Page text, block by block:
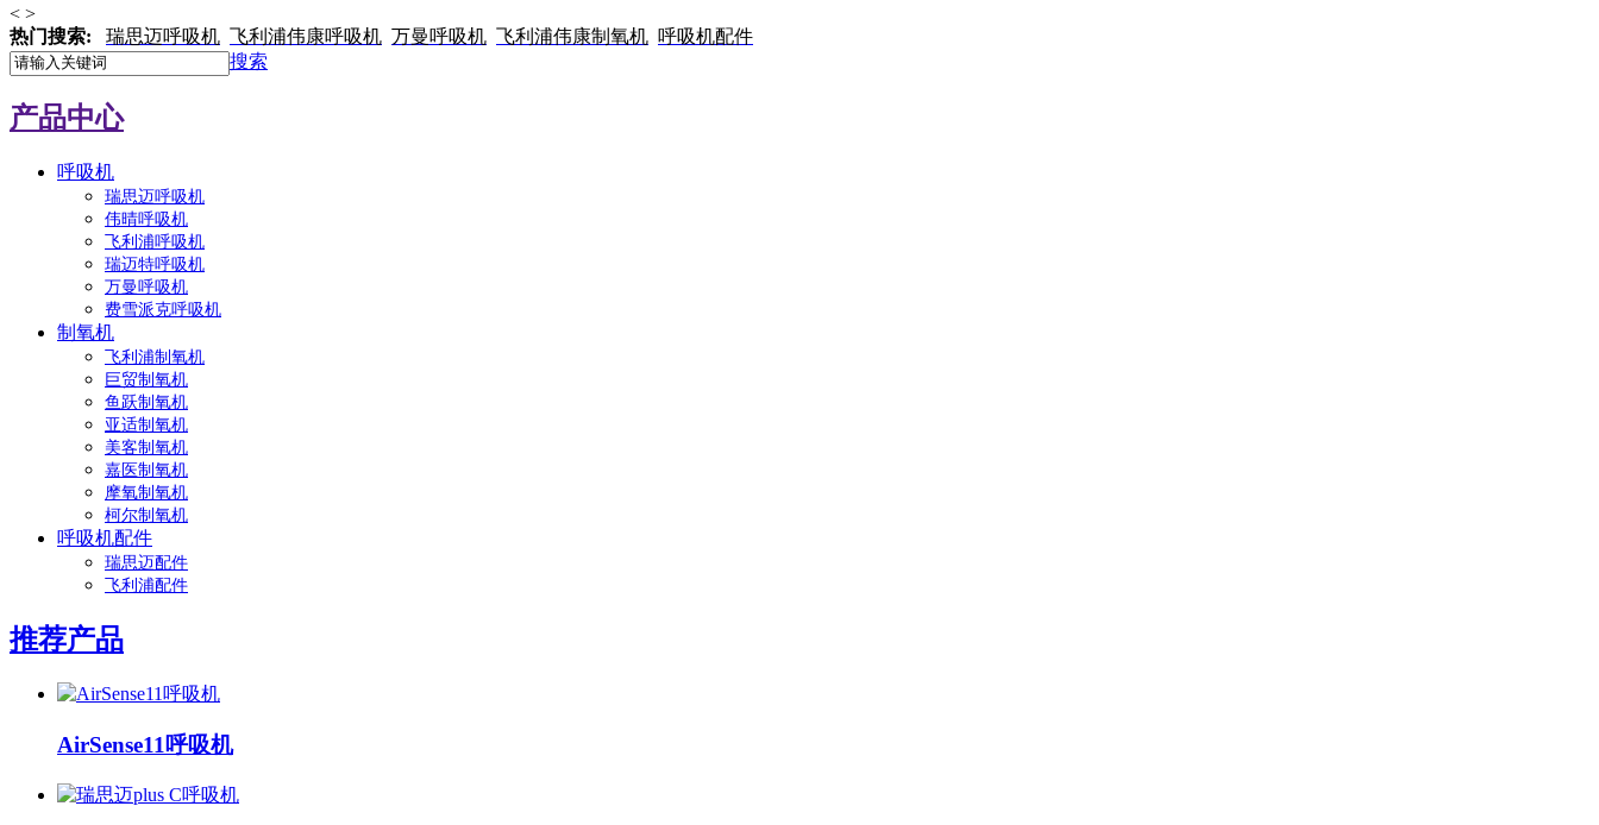
< >
热门搜索:
瑞思迈呼吸机 飞利浦伟康呼吸机 万曼呼吸机 飞利浦伟康制氧机 呼吸机配件
搜索
产品中心
呼吸机
瑞思迈呼吸机
伟晴呼吸机
飞利浦呼吸机
瑞迈特呼吸机
万曼呼吸机
费雪派克呼吸机
制氧机
飞利浦制氧机
巨贸制氧机
鱼跃制氧机
亚适制氧机
美客制氧机
嘉医制氧机
摩氧制氧机
柯尔制氧机
呼吸机配件
瑞思迈配件
飞利浦配件
推荐产品
AirSense11呼吸机